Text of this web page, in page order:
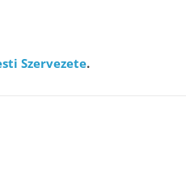
Szervezete.